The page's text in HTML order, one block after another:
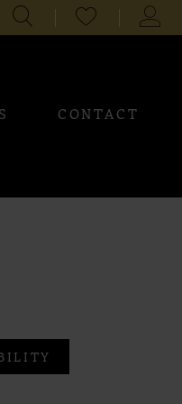
CHECK
WISHLIST
CONTACT